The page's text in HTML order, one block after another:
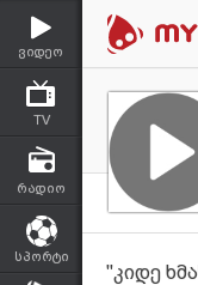
ვიდეო
TV
რადიო
სპორტი
''კიდე